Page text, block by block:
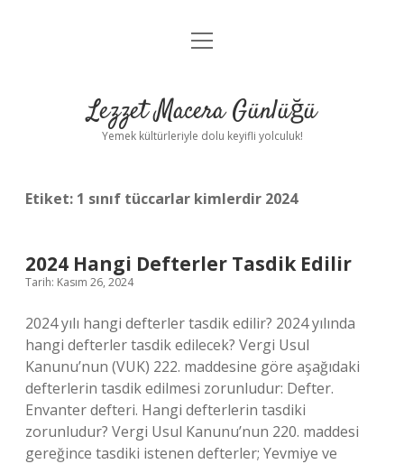
Anasayfa
Yasal Uyarı
menüyü
Lezzet Macera Günlüğü
Yemek kültürleriyle dolu keyifli yolculuk!
Etiket: 1 sınıf tüccarlar kimlerdir 2024
2024 Hangi Defterler Tasdik Edilir
Tarih: Kasım 26, 2024
2024 yılı hangi defterler tasdik edilir? 2024 yılında
hangi defterler tasdik edilecek? Vergi Usul
Kanunu’nun (VUK) 222. maddesine göre aşağıdaki
defterlerin tasdik edilmesi zorunludur: Defter.
Envanter defteri. Hangi defterlerin tasdiki
zorunludur? Vergi Usul Kanunu’nun 220. maddesi
gereğince tasdiki istenen defterler; Yevmiye ve